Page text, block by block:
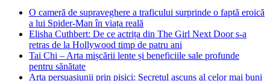
O cameră de supraveghere a traficului surprinde o faptă eroică
a lui Spider-Man în viața reală
Elisha Cuthbert: De ce actrița din The Girl Next Door s‑a
retras de la Hollywood timp de patru ani
Tai Chi – Arta mișcării lente și beneficiile sale profunde
pentru sănătate
Arta persuasiunii prin pisici: Secretul ascuns al celor mai buni